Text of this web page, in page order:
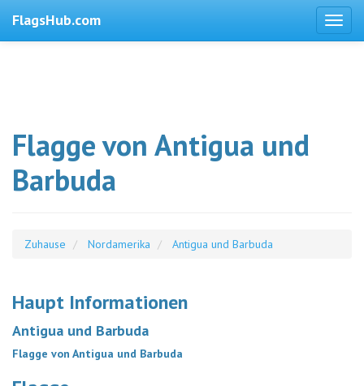
FlagsHub.com
Flagge von Antigua und
Barbuda
Zuhause Nordamerika Antigua und Barbuda
Haupt Informationen
Antigua und Barbuda
Flagge von Antigua und Barbuda